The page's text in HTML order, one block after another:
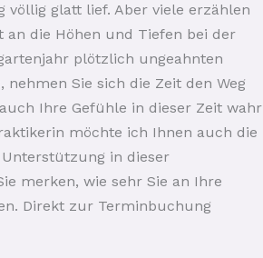
völlig glatt lief. Aber viele erzählen
an die Höhen und Tiefen bei der
plötzlich ungeahnten
Sie sich die Zeit den Weg
Ihre Gefühle in dieser Zeit wahr
möchte ich Ihnen auch die
in dieser
merken, wie sehr Sie an Ihre
Direkt zur Terminbuchung